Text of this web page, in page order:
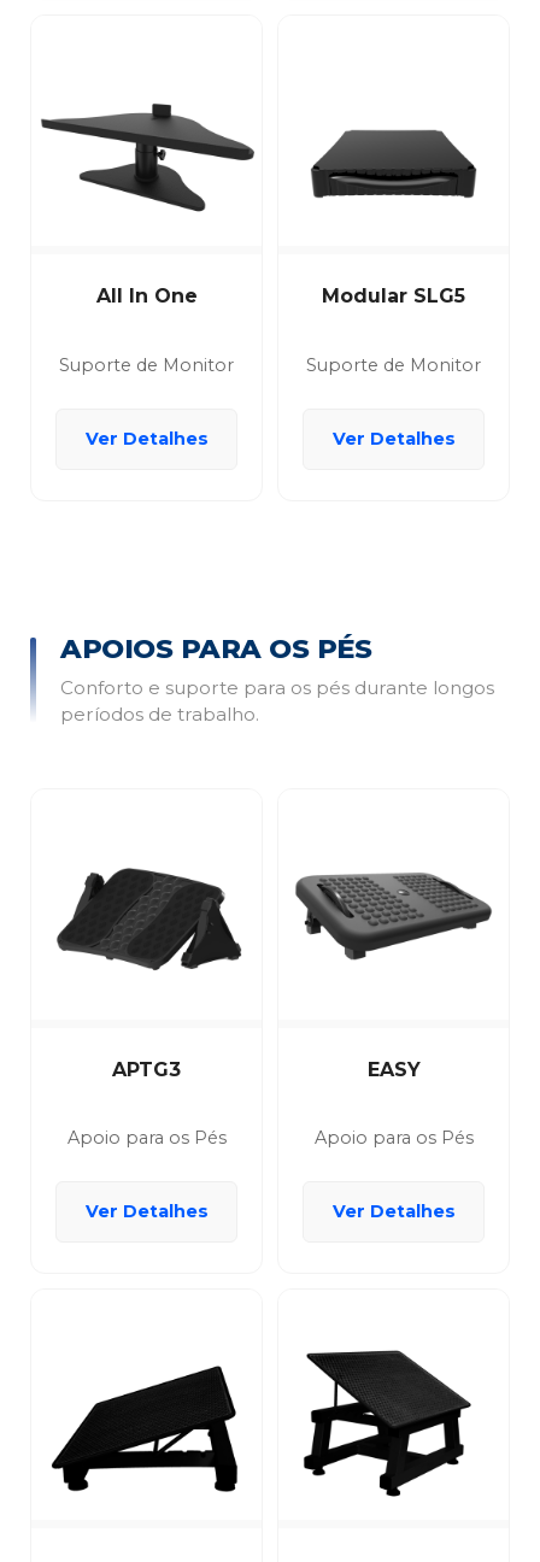
All In One
Suporte de Monitor
Ver Detalhes
Modular SLG5
Suporte de Monitor
Ver Detalhes
APOIOS PARA OS PÉS
Conforto e suporte para os pés durante longos
períodos de trabalho.
APTG3
Apoio para os Pés
Ver Detalhes
EASY
Apoio para os Pés
Ver Detalhes